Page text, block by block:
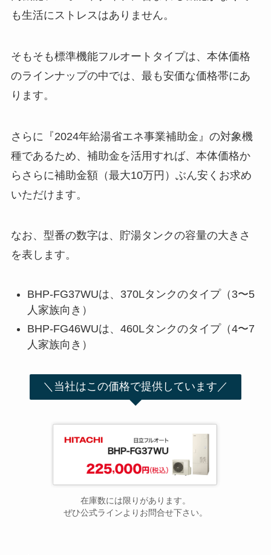
も生活にストレスはありません。
そもそも標準機能フルオートタイプは、本体価格
のラインナップの中では、最も安価な価格帯にあ
ります。
さらに『2024年給湯省エネ事業補助金』の対象機
種であるため、補助金を活用すれば、本体価格か
らさらに補助金額（最大10万円）ぶん安くお求め
いただけます。
なお、型番の数字は、貯湯タンクの容量の大きさ
を表します。
BHP-FG37WUは、370Lタンクのタイプ（3〜5
人家族向き）
BHP-FG46WUは、460Lタンクのタイプ（4〜7
人家族向き）
＼当社はこの価格で提供しています／
在庫数には限りがあります。
ぜひ公式ラインよりお問合せ下さい。